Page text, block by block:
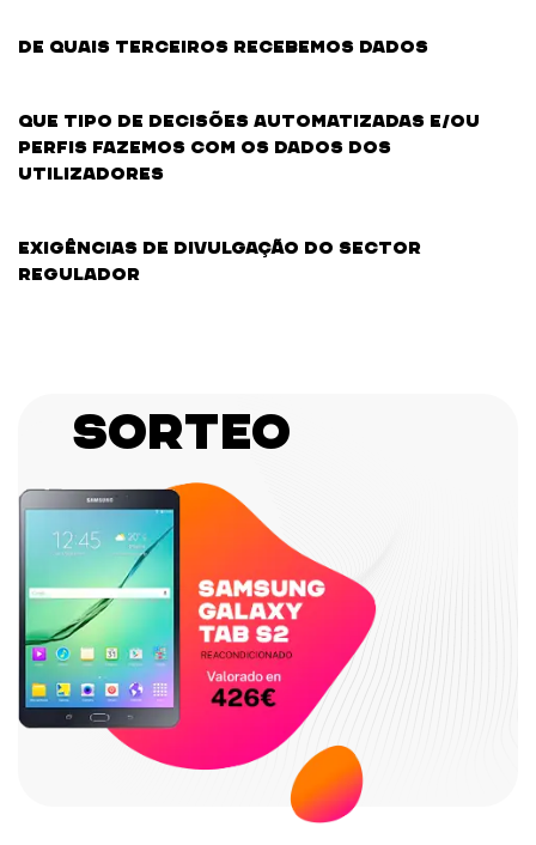
De quais terceiros recebemos dados
Que tipo de decisões automatizadas e/ou
perfis fazemos com os dados dos
utilizadores
Exigências de divulgação do sector
regulador
Sorteo